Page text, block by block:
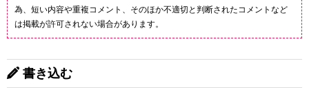
為、短い内容や重複コメント、そのほか不適切と判断されたコメントなど
は掲載が許可されない場合があります。
書き込む